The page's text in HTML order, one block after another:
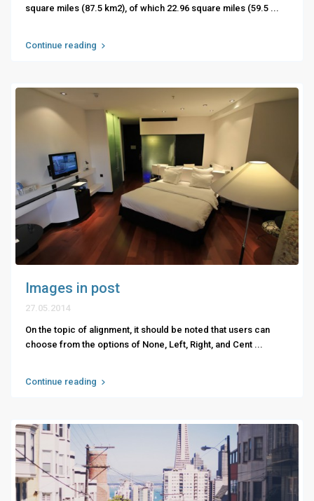
square miles (87.5 km2), of which 22.96 square miles (59.5 ...
Continue reading
Images in post
27.05.2014
On the topic of alignment, it should be noted that users can
choose from the options of None, Left, Right, and Cent ...
Continue reading